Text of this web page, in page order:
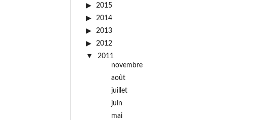
2015
2014
2013
2012
2011
novembre
août
juillet
juin
mai